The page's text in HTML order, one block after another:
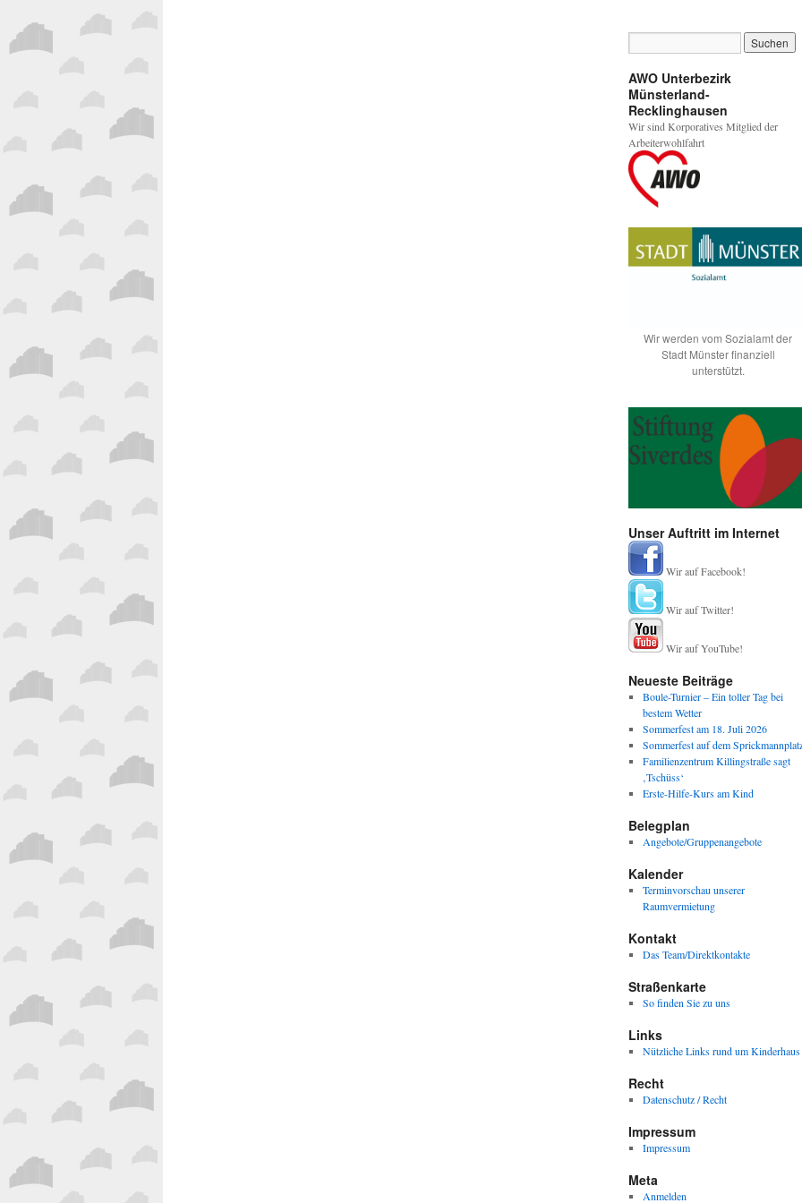
AWO Unterbezirk
Münsterland-
Recklinghausen
Wir sind Korporatives Mitglied der
Arbeiterwohlfahrt
Wir werden vom Sozialamt der
Stadt Münster finanziell
unterstützt.
Unser Auftritt im Internet
Wir auf Facebook!
Wir auf Twitter!
Wir auf YouTube!
Neueste Beiträge
Boule-Turnier – Ein toller Tag bei
bestem Wetter
Sommerfest am 18. Juli 2026
Sommerfest auf dem
Familienzentrum Killingstraße sagt
‚Tschüss‘
Erste-Hilfe-Kurs am Kind
Belegplan
Angebote/Gruppenangebote
Kalender
Terminvorschau unserer
Raumvermietung
Kontakt
Das Team/Direktkontakte
Straßenkarte
So finden Sie zu uns
Links
Nützliche Links rund um Kinderhaus
Recht
Datenschutz / Recht
Impressum
Impressum
Meta
Anmelden